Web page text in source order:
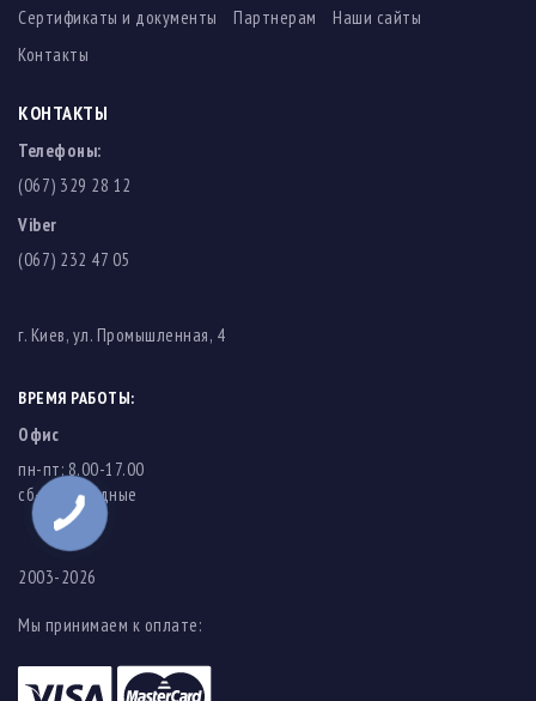
Сертификаты и документы
Партнерам
Наши сайты
Контакты
КОНТАКТЫ
Телефоны:
(067) 329 28 12
Viber
(067) 232 47 05
г. Киев, ул. Промышленная, 4
ВРЕМЯ РАБОТЫ:
Офис
пн-пт: 8.00-17.00
cб-вс: выходные
2003-2026
Мы принимаем к оплате: